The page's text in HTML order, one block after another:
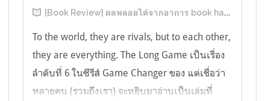
[Book Review] ผลพลอยได้จากอาการ book hangover หลังอ่านสารพัน MM Romance
To the world, they are rivals, but to each other,
they are everything. The Long Game เป็นเรื่อง
ลำดับที่ 6 ในซีรีส์ Game Changer ของ แต่เชื่อว่า
หลายคน (รวมถึงเรา) จะหยิบมาอ่านเป็นเล่มที่